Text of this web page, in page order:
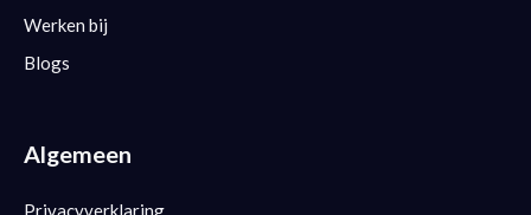
Werken bij
Blogs
Algemeen
Privacyverklaring